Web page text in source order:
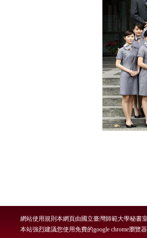
本網頁由國立臺灣師範大學秘
網站使用規則
本站強烈建議您使用免費的google chrome瀏覽